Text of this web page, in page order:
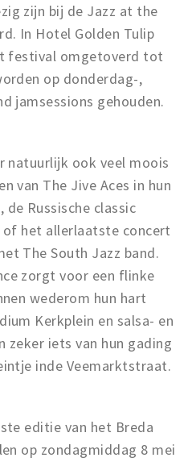
zijn bij de Jazz at the
In Hotel Golden Tulip
festival omgetoverd tot
op donderdag-,
jamsessions gehouden.
natuurlijk ook veel moois
van The Jive Aces in hun
Russische classic
of het allerlaatste concert
The South Jazz band.
zorgt voor een flinke
wederom hun hart
Kerkplein en salsa- en
zeker iets van hun gading
inde Veemarktstraat.
editie van het Breda
op zondagmiddag 8 mei